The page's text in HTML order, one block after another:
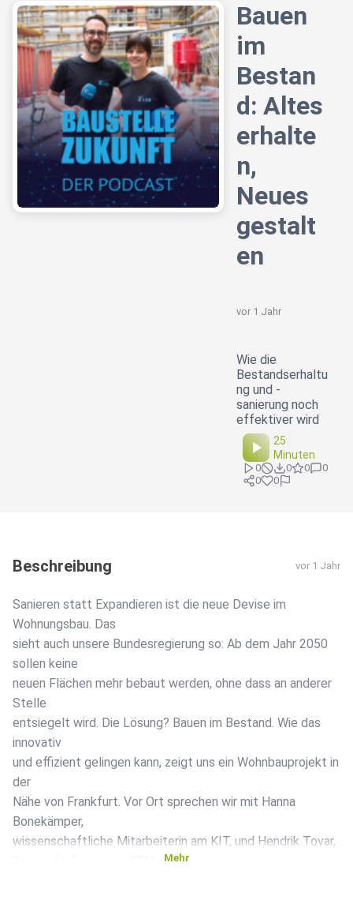
Bauen
im
Bestan
d: Altes
erhalte
n,
Neues
gestalt
en
vor 1 Jahr
Wie die
Bestandserhaltu
ng und -
sanierung noch
effektiver wird
25
Minuten
0 0 0
0
0
0
Beschreibung vor 1 Jahr
Sanieren statt Expandieren ist die neue Devise im
Wohnungsbau. Das
sieht auch unsere Bundesregierung so: Ab dem Jahr 2050
sollen keine
neuen Flächen mehr bebaut werden, ohne dass an anderer
Stelle
entsiegelt wird. Die Lösung? Bauen im Bestand. Wie das
innovativ
und effizient gelingen kann, zeigt uns ein Wohnbauprojekt in
der
Nähe von Frankfurt. Vor Ort sprechen wir mit Hanna
Bonekämper,
wissenschaftliche Mitarbeiterin am KIT, und Hendrik Tovar,
Geschäftsführer von FFM Architekten.
Mehr